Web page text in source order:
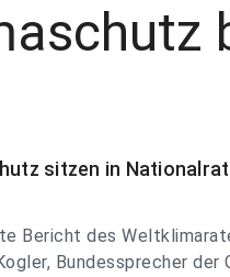
sitzen in Nationalrat
Bericht des
Bundessprecher der